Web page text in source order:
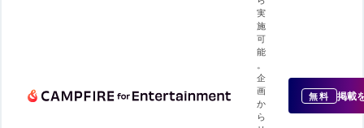
実
施
可
能
企
画
か
ら
無料 掲載